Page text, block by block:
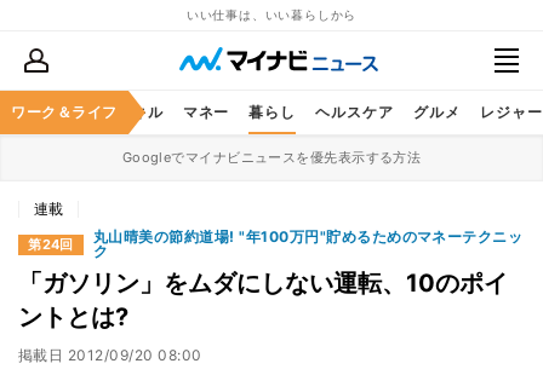
いい仕事は、いい暮らしから
ワーク＆ライフ
ア ビジネススキル マネー 暮らし ヘルスケア グルメ レジャー
Googleでマイナビニュースを優先表示する方法
連載
第24回
丸山晴美の節約道場! "年100万円"貯めるためのマネーテクニッ
ク
「ガソリン」をムダにしない運転、10のポイ
ントとは?
掲載日 2012/09/20 08:00